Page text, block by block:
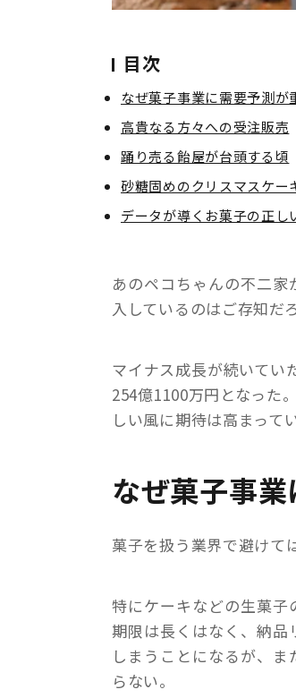
目次
なぜ菓子事業に需要予測が
高貴なる方々への受注販売
踊り売る飴屋が台頭する頃
砂糖固めのクリスマスケー
データが導くお菓子の正し
あのペコちゃんの不二
入しているのはご存知だ
マイナス成長が続いてい
254億1100万円となった
しい風に期待は高まってい
なぜ菓子事
菓子を扱う業界で避けて
特にケーキなどの生菓
期限は長くはなく、納
しまうことになるが、
らない。